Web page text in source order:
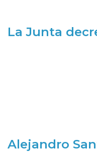
La Junta
Alejandro